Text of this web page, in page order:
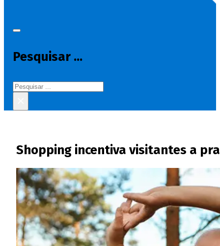
Pesquisar ...
Pesquisar
Shopping incentiva visitantes a